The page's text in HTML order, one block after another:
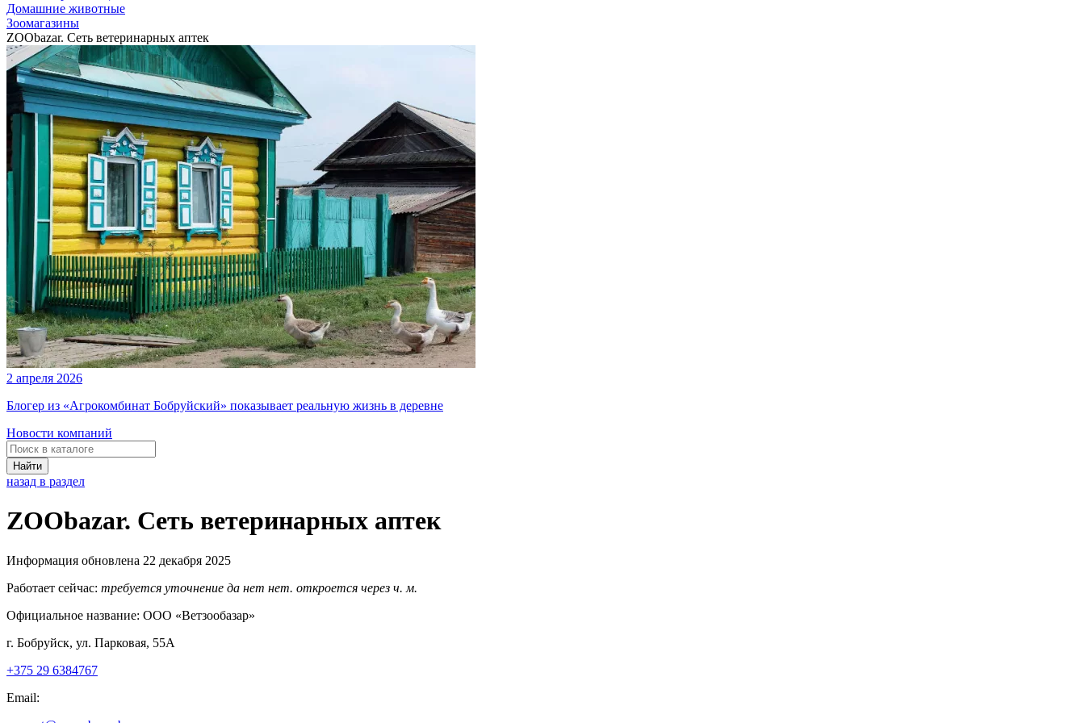
Домашние животные
Зоомагазины
ZOObazar. Сеть ветеринарных аптек
2 апреля 2026
Блогер из «Агрокомбинат Бобруйский» показывает реальную жизнь в деревне
Новости компаний
Найти
назад в раздел
ZOObazar. Сеть ветеринарных аптек
Информация обновлена 22 декабря 2025
Работает сейчас: требуется уточнение да нет нет. откроется через ч. м.
Официальное название: ООО «Ветзообазар»
г. Бобруйск, ул. Парковая, 55А
+375 29 6384767
Email: